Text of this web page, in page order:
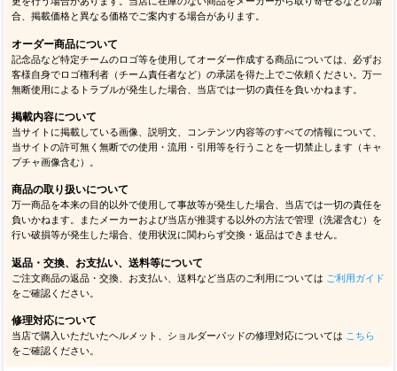
合、掲載価格と異なる価格でご案内する場合があります。
オーダー商品について
記念品など特定チームのロゴ等を使用してオーダー作成する商品については、必ずお
客様自身でロゴ権利者（チーム責任者など）の承諾を得た上でご依頼ください。万一
無断使用によるトラブルが発生した場合、当店では一切の責任を負いかねます。
掲載内容について
当サイトに掲載している画像、説明文、コンテンツ内容等のすべての情報について、
当サイトの許可無く無断での使用・流用・引用等を行うことを一切禁止します（キャ
プチャ画像含む）。
商品の取り扱いについて
万一商品を本来の目的以外で使用して事故等が発生した場合、当店では一切の責任を
負いかねます。またメーカーおよび当店が推奨する以外の方法で管理（洗濯含む）を
行い破損等が発生した場合、使用状況に関わらず交換・返品はできません。
返品・交換、お支払い、送料等について
ご注文商品の返品・交換、お支払い、送料など当店のご利用については ご利用ガイド
をご確認ください。
修理対応について
当店で購入いただいたヘルメット、ショルダーパッドの修理対応については こちら
をご確認ください。